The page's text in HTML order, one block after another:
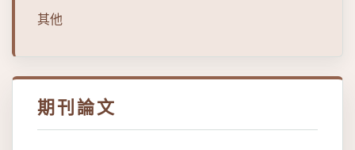
其他
期刊論文